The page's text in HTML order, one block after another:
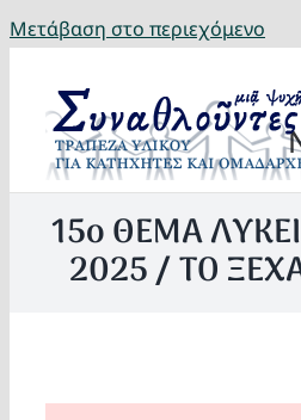
Μετάβαση στο περιεχόμενο
15ο ΘΕΜΑ
2025 / ΤΟ